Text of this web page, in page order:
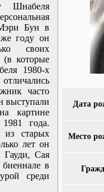
Дата
Место
Шнабеля
Бун в
году он
своих
(в которые
1980-х
часто
выступали
картине
года.
из старых
лет он
Гауди, Сая
в
среди